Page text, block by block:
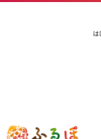
「ふるさと納税」TOP